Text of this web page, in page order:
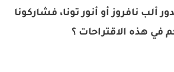
ألب نافروز أو أنور تونا، فشاركونا
في هذه الاقتراحات ؟